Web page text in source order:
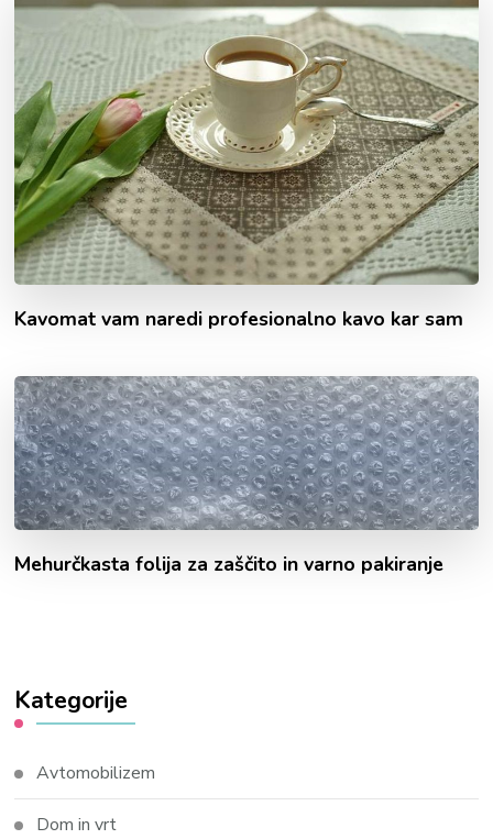
Kavomat vam naredi profesionalno kavo kar sam
Mehurčkasta folija za zaščito in varno pakiranje
Kategorije
Avtomobilizem
Dom in vrt